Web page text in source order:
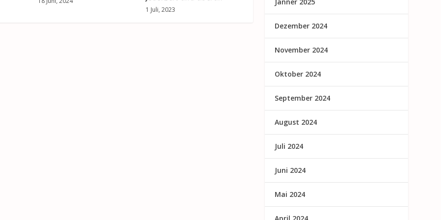
1 Juli, 2023
Dezember 2024
November 2024
Oktober 2024
September 2024
August 2024
Juli 2024
Juni 2024
Mai 2024